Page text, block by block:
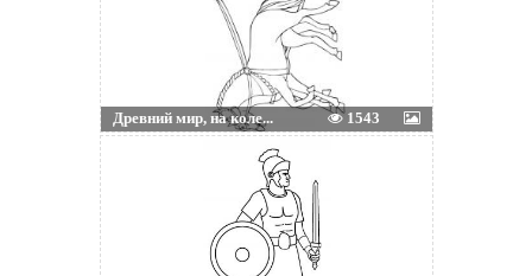
Древний мир, на коле... 1543